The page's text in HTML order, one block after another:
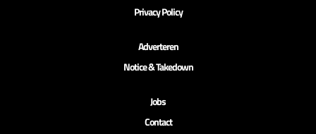
Privacy Policy
Adverteren
Notice & Takedown
Jobs
Contact